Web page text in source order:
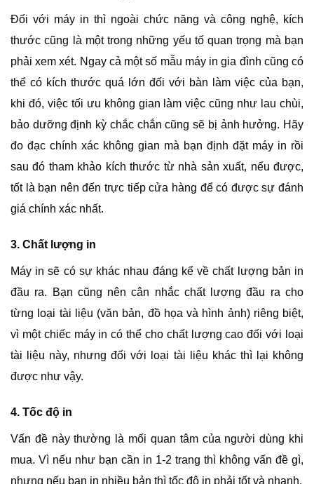
Đối với máy in thì ngoài chức năng và công nghệ, kích
thước cũng là một trong những yếu tố quan trọng mà bạn
phải xem xét. Ngay cả một số mẫu máy in gia đình cũng có
thể có kích thước quá lớn đối với bàn làm việc của bạn,
khi đó, việc tối ưu không gian làm việc cũng như lau chùi,
bảo dưỡng định kỳ chắc chắn cũng sẽ bị ảnh hưởng. Hãy
đo đạc chính xác không gian mà bạn định đặt máy in rồi
sau đó tham khảo kích thước từ nhà sản xuất, nếu được,
tốt là bạn nên đến trực tiếp cửa hàng để có được sự đánh
giá chính xác nhất.
3. Chất lượng in
Máy in sẽ có sự khác nhau đáng kể về chất lượng bản in
đầu ra. Bạn cũng nên cân nhắc chất lượng đầu ra cho
từng loại tài liệu (văn bản, đồ họa và hình ảnh) riêng biệt,
vì một chiếc máy in có thể cho chất lượng cao đối với loại
tài liệu này, nhưng đối với loại tài liệu khác thì lại không
được như vậy.
4. Tốc độ in
Vấn đề này thường là mối quan tâm của người dùng khi
mua. Vì nếu như bạn cần in 1-2 trang thì không vấn đề gì,
nhưng nếu bạn in nhiều bản thì tốc độ in phải tốt và nhanh.